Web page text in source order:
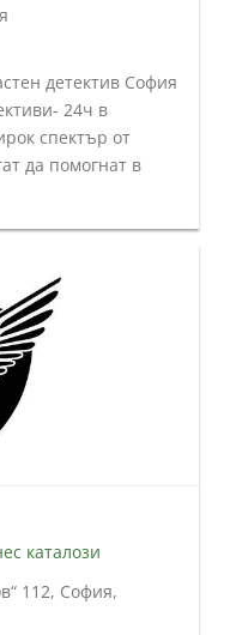
детектив София
24ч в
спектър от
да помогнат в
каталози
112, София,